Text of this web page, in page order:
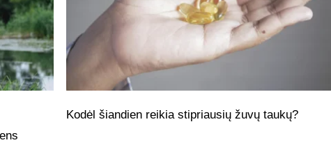
Kodėl šiandien reikia stipriausių žuvų taukų?